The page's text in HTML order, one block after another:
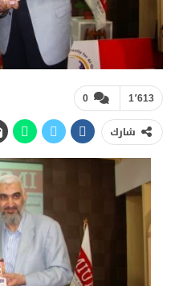
0 1٬613
شارك